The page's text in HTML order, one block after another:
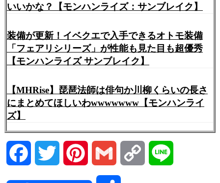
いいかな？【モンハンライズ：サンブレイク】
装備が更新！イベクエで入手できるオトモ装備
「フェアリシリーズ」が性能も見た目も超優秀
【モンハンライズ サンブレイク】
【MHRise】琵琶法師は俳句か川柳くらいの長さ
にまとめてほしいわwwwwwww【モンハンライ
ズ】
Facebook Twitter Pinterest Gmail Copy